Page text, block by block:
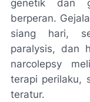
genetik dan
berperan.
siang hari,
paralysis, dan
narcolepsy
terapi perilaku,
teratur.